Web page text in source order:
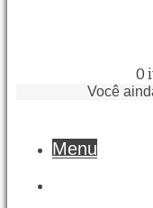
0
Você
Menu